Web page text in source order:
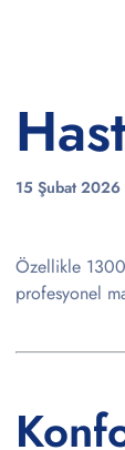
15 Şubat 2026
Özellikle
profesyonel